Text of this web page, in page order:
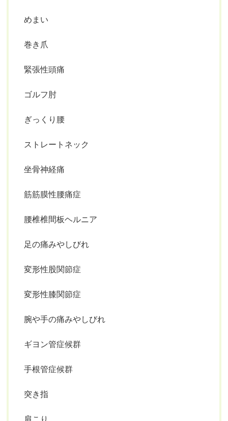
めまい
巻き爪
緊張性頭痛
ゴルフ肘
ぎっくり腰
ストレートネック
坐骨神経痛
筋筋膜性腰痛症
腰椎椎間板ヘルニア
足の痛みやしびれ
変形性股関節症
変形性膝関節症
腕や手の痛みやしびれ
ギヨン管症候群
手根管症候群
突き指